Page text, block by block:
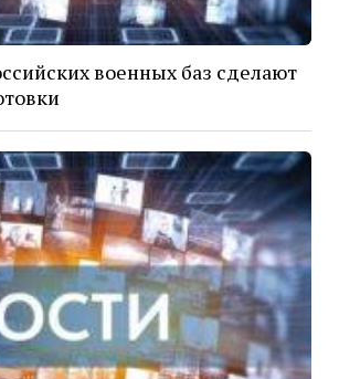
военных баз сделают